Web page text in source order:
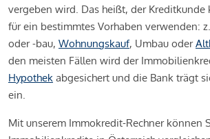
vergeben wird. Das heißt, der Kreditkunde
für ein bestimmtes Vorhaben verwenden:
oder -bau, Wohnungskauf, Umbau oder
den meisten Fällen wird der
Hypothek abgesichert und die Bank trägt
ein.
Mit unserem Immokredit-Rechner können